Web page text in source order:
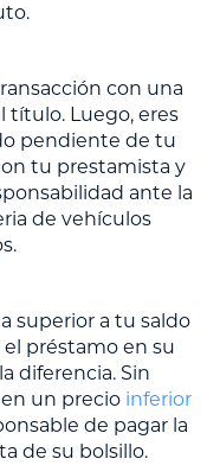
con una
título. Luego, eres
pendiente de tu
tu prestamista y
ante la
de vehículos
superior a tu saldo
préstamo en su
diferencia. Sin
un precio inferior
de pagar la
de su bolsillo.